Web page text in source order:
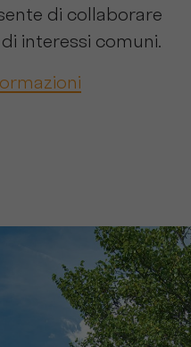
di collaborare
interessi comuni.